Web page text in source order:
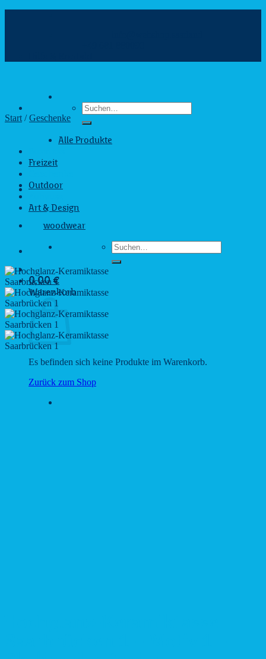
Suchen
nach:
Alle Produkte
Freizeit
Outdoor
Art & Design
woodwear
Suchen
nach:
0,00€
Warenkorb
Es befinden sich keine Produkte im Warenkorb.
Zurück zum Shop
Start / Geschenke